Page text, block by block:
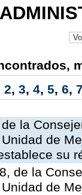
2, 3, 4, 5, 6,
la
de
su
de la
de